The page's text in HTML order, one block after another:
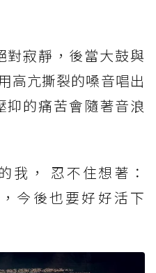
對寂靜，後當大鼓與
高亢撕裂的嗓音唱出
抑的痛苦會隨著音浪
我， 忍不住想著：
，今後也要好好活下